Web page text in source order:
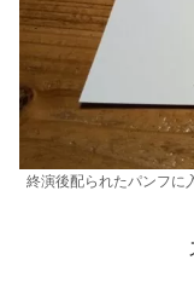
終演後配られたパンフに